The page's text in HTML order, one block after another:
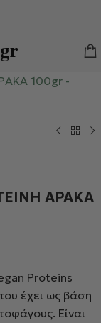
ΑΡΑΚΑ
Proteins
έχει ως βάση
Είναι